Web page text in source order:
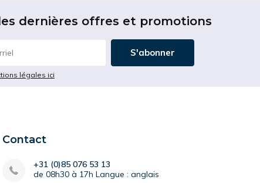
dernières offres et promotions
S'abonner
légales ici
Contact
+31 (0)85 076 53 13
de 08h30 à 17h Langue : anglais